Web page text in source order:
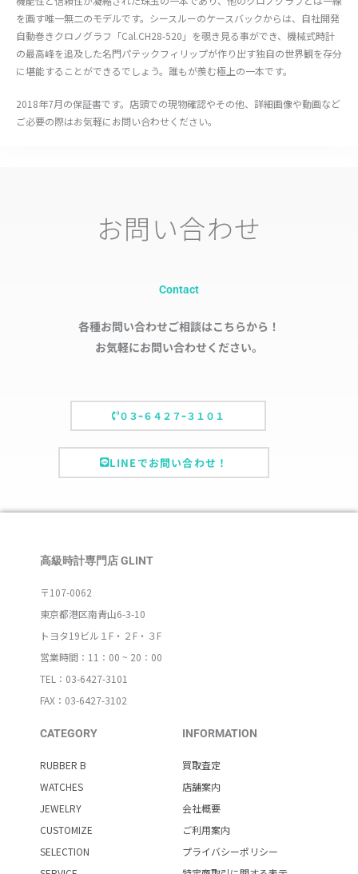
を画す唯一無二のモデルです。シースルーのケースバックからは、自社開発
自動巻きクロノグラフ「Cal.CH28-520」を覗き見る事ができ、機械式時計
の最高峰を追及した名門パテックフィリップが作り出す独自の世界観を存分
に堪能することができるでしょう。誰もが羨む極上の一本です。
2018年7月の保証書です。店頭での現物確認やその他、詳細画像や動画など
ご必要の際はお気軽にお問い合わせください。
お問い合わせ
Contact
各種お問い合わせご相談はこちらから！
お気軽にお問い合わせください。
０３ｰ６４２７ｰ３１０１
LINEでお問い合わせ！
高級時計専門店 GLINT
〒107-0062
東京都港区南青山6-3-10
トヨタ19ビル１F・２F・３F
営業時間：11：00 ~ 20：00
TEL：03-6427-3101
FAX：03-6427-3102
CATEGORY
RUBBER B
WATCHES
JEWELRY
CUSTOMIZE
SELECTION
INFORMATION
買取査定
店舗案内
会社概要
ご利用案内
プライバシーポリシー